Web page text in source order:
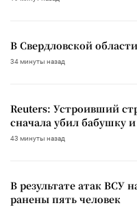
В Свердловской
34 минуты назад
Reuters: Устроивший
сначала убил бабушку
43 минуты назад
В результате атак ВСУ
ранены пять человек